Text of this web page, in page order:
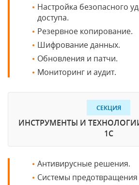
Настройка безопасного
доступа.
Резервное копирование.
Шифрование данных.
Обновления и патчи.
Мониторинг и аудит.
СЕКЦИЯ
ИНСТРУМЕНТЫ И
1С
Антивирусные решения.
Системы предотвращения